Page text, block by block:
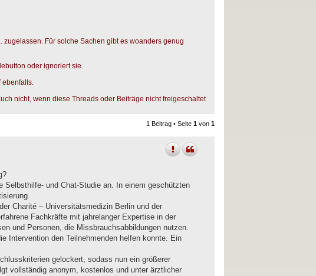
Für solche Sachen gibt es woanders genug
oder ignoriert sie.
ebenfalls.
nicht, wenn diese Threads oder Beiträge nicht freigeschaltet
1 Beitrag • Seite 1 von 1
Selbsthilfe- und Chat-Studie an. In einem geschützten
Charité – Universitätsmedizin Berlin und der
Fachkräfte mit jahrelanger Expertise in der
und Personen, die Missbrauchsabbildungen nutzen.
Intervention den Teilnehmenden helfen konnte. Ein
gelockert, sodass nun ein größerer
vollständig anonym, kostenlos und unter ärztlicher